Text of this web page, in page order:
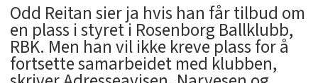
Odd Reitan sier ja hvis han får tilbud om
en plass i styret i Rosenborg Ballklubb,
RBK. Men han vil ikke kreve plass for å
fortsette samarbeidet med klubben,